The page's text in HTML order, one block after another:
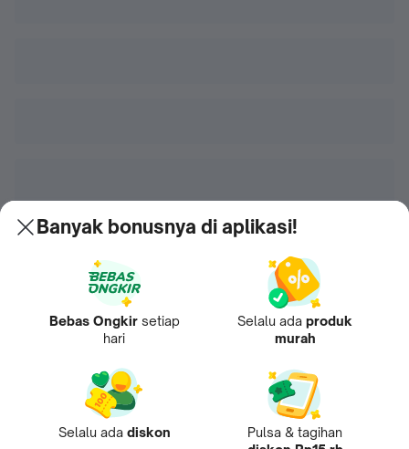
Banyak bonusnya di aplikasi!
Bebas Ongkir setiap
hari
Selalu ada produk
murah
Selalu ada diskon
Pulsa & tagihan